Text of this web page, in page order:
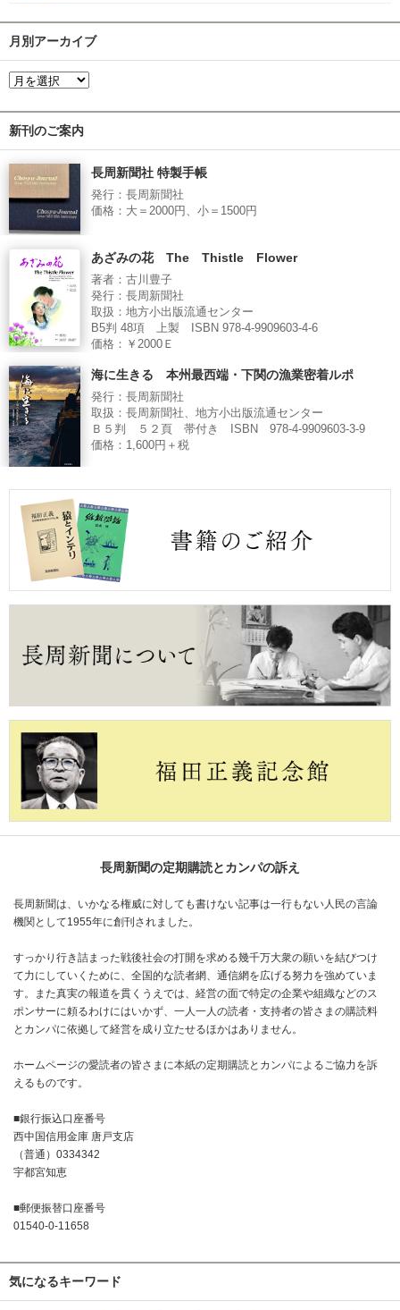
月別アーカイブ
新刊のご案内
長周新聞社 特製手帳
発行：長周新聞社
価格：大＝2000円、小＝1500円
あざみの花 The Thistle Flower
著者：古川豊子
発行：長周新聞社
取扱：地方小出版流通センター
B5判 48項 上製 ISBN 978-4-9909603-4-6
価格：￥2000Ｅ
海に生きる 本州最西端・下関の漁業密着ルポ
発行：長周新聞社
取扱：長周新聞社、地方小出版流通センター
Ｂ５判 ５２頁 帯付き ISBN 978-4-9909603-3-9
価格：1,600円＋税
長周新聞の定期購読とカンパの訴え
長周新聞は、いかなる権威に対しても書けない記事は一行もない人民の言論
機関として1955年に創刊されました。
すっかり行き詰まった戦後社会の打開を求める幾千万大衆の願いを結びつけ
て力にしていくために、全国的な読者網、通信網を広げる努力を強めていま
す。また真実の報道を貫くうえでは、経営の面で特定の企業や組織などのス
ポンサーに頼るわけにはいかず、一人一人の読者・支持者の皆さまの購読料
とカンパに依拠して経営を成り立たせるほかはありません。
ホームページの愛読者の皆さまに本紙の定期購読とカンパによるご協力を訴
えるものです。
■銀行振込口座番号
西中国信用金庫 唐戸支店
（普通）0334342
宇都宮知恵
■郵便振替口座番号
01540-0-11658
気になるキーワード